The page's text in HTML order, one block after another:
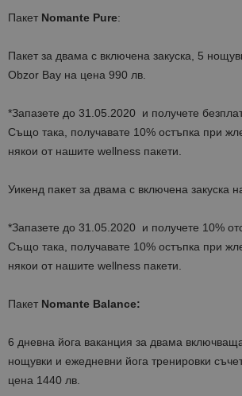
Пакет Nomante Pure:
Пакет за двама с включена закуска, 5
Obzor Bay на цена 990 лв.
*Запазете до 31.05.2020 и получете
Също така, получавате 10% остъпка при
някои от нашите wellness пакети.
Уикенд пакет за двама с включена закуска
*Запазете до 31.05.2020 и получете 10%
Също така, получавате 10% остъпка при
някои от нашите wellness пакети.
Пакет Nomante Balance:
6 дневна йога ваканция за двама
нощувки и ежедневни йога тренировки
цена 1440 лв.